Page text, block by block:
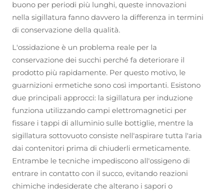
buono per periodi più lunghi, queste innovazioni
nella sigillatura fanno davvero la differenza in termini
di conservazione della qualità.
L'ossidazione è un problema reale per la
conservazione dei succhi perché fa deteriorare il
prodotto più rapidamente. Per questo motivo, le
guarnizioni ermetiche sono così importanti. Esistono
due principali approcci: la sigillatura per induzione
funziona utilizzando campi elettromagnetici per
fissare i tappi di alluminio sulle bottiglie, mentre la
sigillatura sottovuoto consiste nell'aspirare tutta l'aria
dai contenitori prima di chiuderli ermeticamente.
Entrambe le tecniche impediscono all'ossigeno di
entrare in contatto con il succo, evitando reazioni
chimiche indesiderate che alterano i sapori o